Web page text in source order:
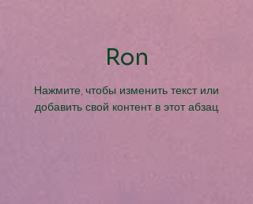
Ron
Нажмите, чтобы изменить текст или
добавить свой контент в этот абзац.